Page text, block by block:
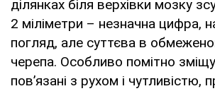
ділянках біля верхівки мозку
2 міліметри – незначна цифра,
погляд, але суттєва в
черепа. Особливо помітно
пов’язані з рухом і чутливістю,